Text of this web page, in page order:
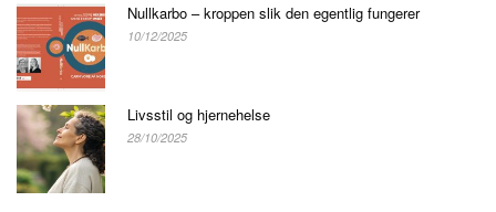
Nullkarbo – kroppen slik den egentlig fungerer
10/12/2025
Livsstil og hjernehelse
28/10/2025